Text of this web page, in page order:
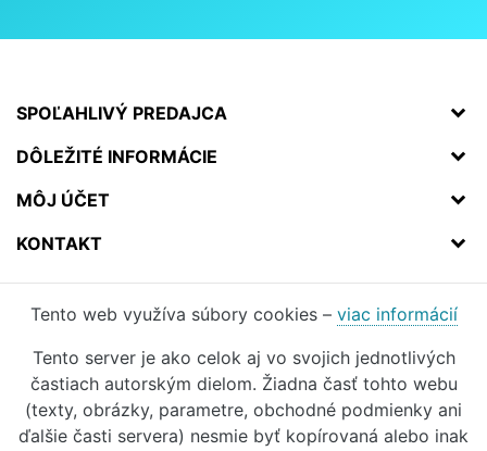
SPOĽAHLIVÝ PREDAJCA
DÔLEŽITÉ INFORMÁCIE
MÔJ ÚČET
KONTAKT
Tento web využíva súbory cookies – viac informácií
Tento server je ako celok aj vo svojich jednotlivých
častiach autorským dielom. Žiadna časť tohto webu
(texty, obrázky, parametre, obchodné podmienky ani
ďalšie časti servera) nesmie byť kopírovaná alebo inak